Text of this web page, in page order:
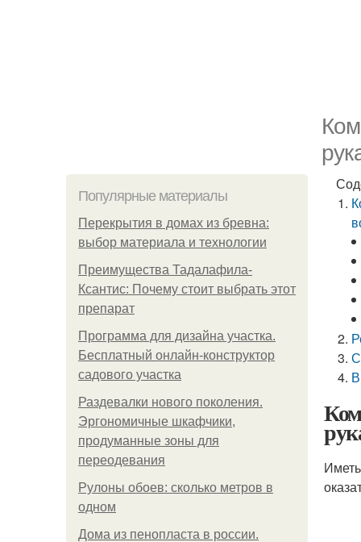
Популярные материалы
Перекрытия в домах из бревна:
выбор материала и технологии
Преимущества Тадалафила-
Ксантис: Почему стоит выбрать этот
препарат
Программа для дизайна участка.
Бесплатный онлайн-конструктор
садового участка
Раздевалки нового поколения.
Эргономичные шкафчики,
продуманные зоны для
переодевания
Рулоны обоев: сколько метров в
одном
Дома из пенопласта в россии.